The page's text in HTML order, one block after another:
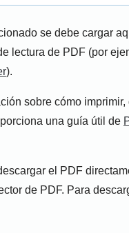
se debe cargar
lectura de PDF (por
).
sobre cómo
una guía útil de
el PDF
de PDF. Para